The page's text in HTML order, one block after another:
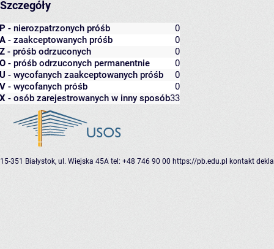
Szczegóły
P - nierozpatrzonych próśb
0
A - zaakceptowanych próśb
0
Z - próśb odrzuconych
0
O - próśb odrzuconych permanentnie
0
U - wycofanych zaakceptowanych próśb
0
V - wycofanych próśb
0
X - osób zarejestrowanych w inny sposób33
15-351 Białystok, ul. Wiejska 45A tel: +48 746 90 00 https://pb.edu.pl kontakt